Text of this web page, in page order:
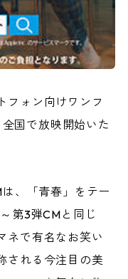
フォン向けワンフ
国で放映開始いた
、「青春」をテー
第3弾CMと同じ
ネで有名なお笑い
される今注目の美